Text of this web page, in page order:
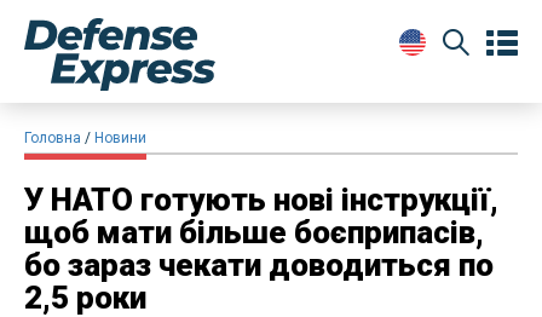
Головна Новини
У НАТО готують нові інструкції,
щоб мати більше боєприпасів,
бо зараз чекати доводиться по
2,5 роки